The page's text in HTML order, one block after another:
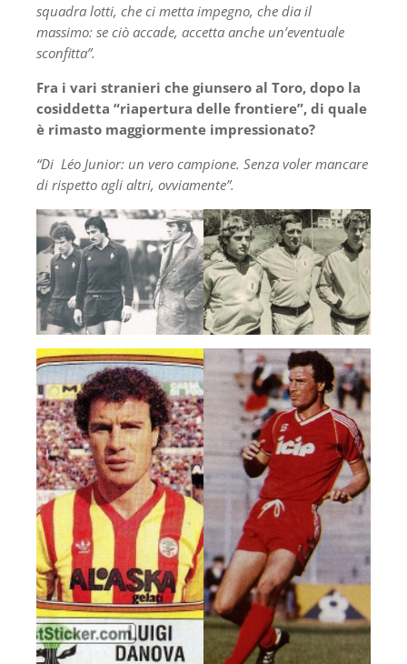
squadra lotti, che ci metta impegno, che dia il
massimo: se ciò accade, accetta anche un’eventuale
sconfitta”.
Fra i vari stranieri che giunsero al Toro, dopo la
cosiddetta “riapertura delle frontiere”, di quale
è rimasto maggiormente impressionato?
“Di Léo Junior: un vero campione. Senza voler mancare
di rispetto agli altri, ovviamente”.